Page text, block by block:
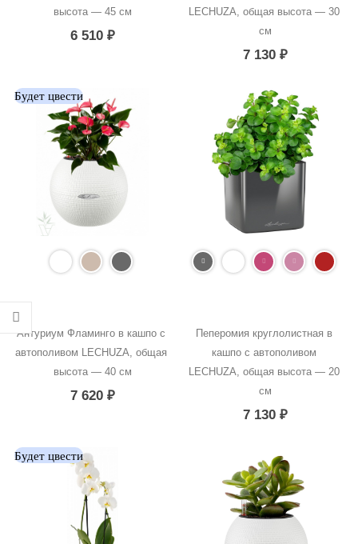
высота — 45 см
6 510 ₽
LECHUZA, общая высота — 30
см
7 130₽
Будет цвести
Антуриум Фламинго в кашпо с
автополивом LECHUZA, общая
высота — 40 см
7 620 ₽
Пеперомия круглолистная в
кашпо с автополивом
LECHUZA, общая высота — 20
см
7 130₽
Будет цвести